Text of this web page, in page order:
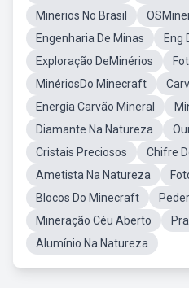
Minerios No Brasil
Engenharia De Minas
Eng
Exploração DeMinérios
MinériosDo Minecraft
Energia Carvão Mineral
Diamante Na Natureza
Cristais Preciosos
Chifre
Ametista Na Natureza
Blocos Do Minecraft
Mineração Céu Aberto
Alumínio Na Natureza